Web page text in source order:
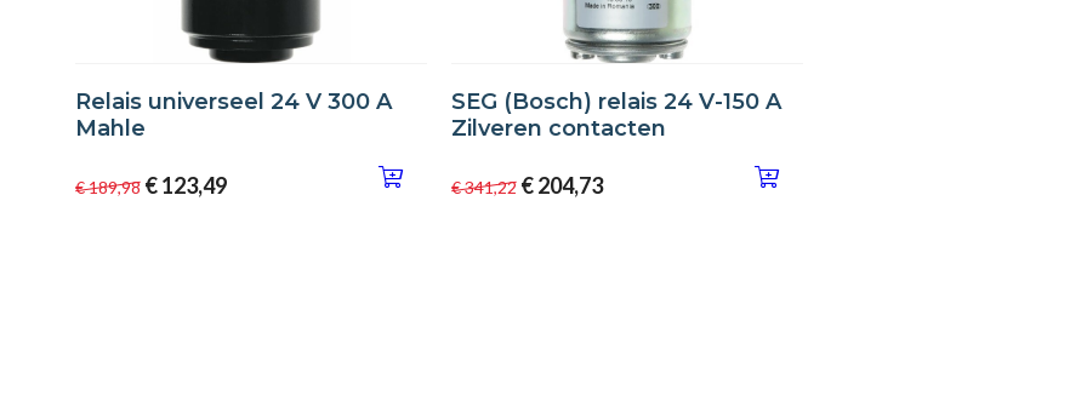
Relais universeel 24 V 300 A
Mahle
€ 189,98 € 123,49
SEG (Bosch) relais 24 V-150 A
Zilveren contacten
€ 341,22 € 204,73